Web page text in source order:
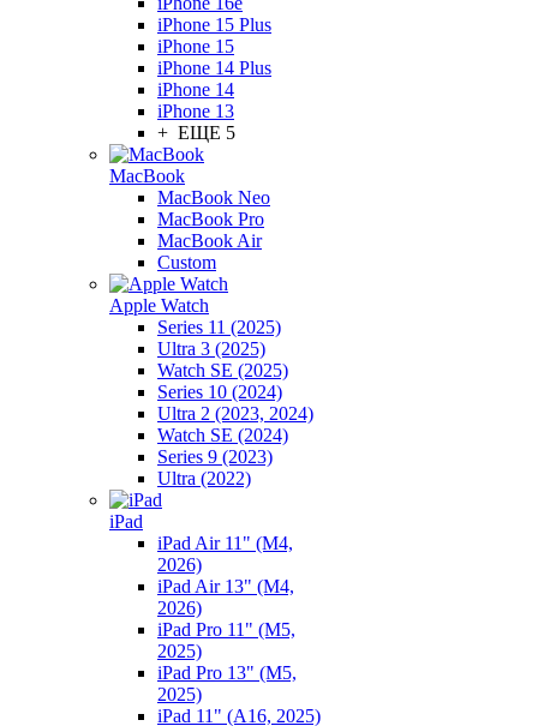
iPhone 15 Plus
iPhone 15
iPhone 14 Plus
iPhone 14
iPhone 13
+ ЕЩЕ 5
MacBook
MacBook Neo
MacBook Pro
MacBook Air
Custom
Apple Watch
Series 11 (2025)
Ultra 3 (2025)
Watch SE (2025)
Series 10 (2024)
Ultra 2 (2023, 2024)
Watch SE (2024)
Series 9 (2023)
Ultra (2022)
iPad
iPad Air 11" (M4,
2026)
iPad Air 13" (M4,
2026)
iPad Pro 11" (M5,
2025)
iPad Pro 13" (M5,
2025)
iPad 11" (A16, 2025)